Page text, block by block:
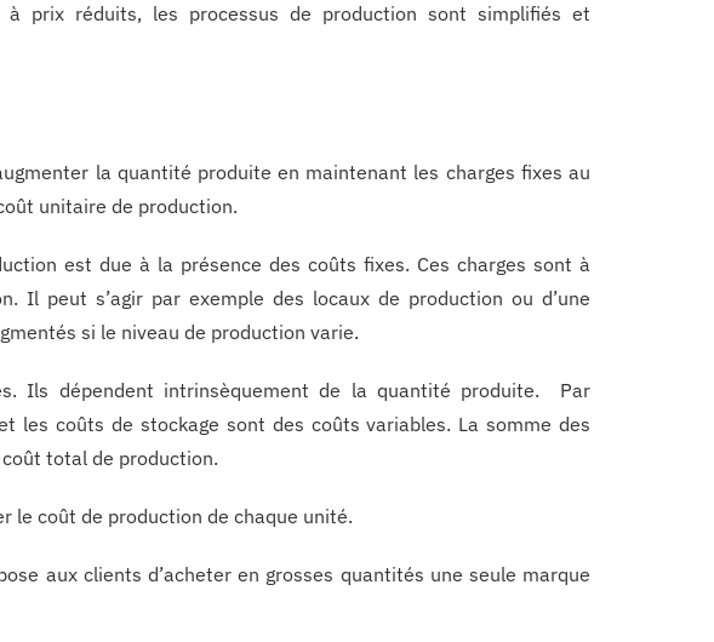
prix réduits, les processus de production sont simplifiés et
la quantité produite en maintenant les charges fixes au
unitaire de production.
est due à la présence des coûts fixes. Ces charges sont à
Il peut s’agir par exemple des locaux de production ou d’une
si le niveau de production varie.
Ils dépendent intrinsèquement de la quantité produite. Par
les coûts de stockage sont des coûts variables. La somme des
total de production.
le coût de production de chaque unité.
aux clients d’acheter en grosses quantités une seule marque